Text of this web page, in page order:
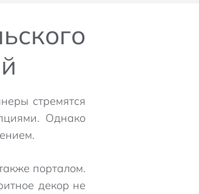
стремятся
Однако
порталом.
декор не